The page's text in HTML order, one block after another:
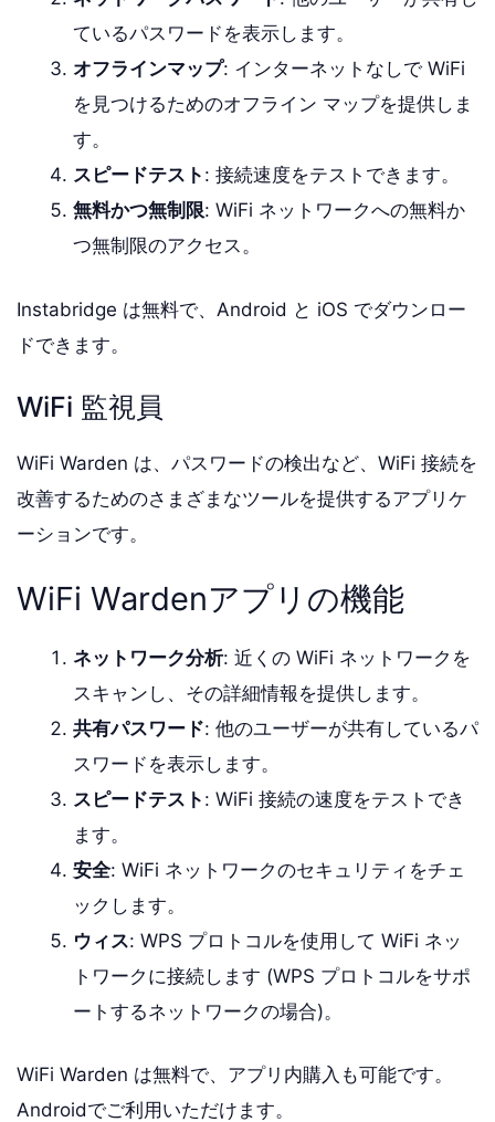
ているパスワードを表示します。
オフラインマップ: インターネットなしで WiFi
を見つけるためのオフライン マップを提供しま
す。
スピードテスト : 接続速度をテストできます。
無料かつ無制限: WiFi ネットワークへの無料か
つ無制限のアクセス。
Instabridge は無料で、Android と iOS でダウンロー
ドできます。
WiFi 監視員
WiFi Warden は、パスワードの検出など、WiFi 接続を
改善するためのさまざまなツールを提供するアプリケ
ーションです。
WiFi Wardenアプリの機能
ネットワーク分析: 近くの WiFi ネットワークを
スキャンし、その詳細情報を提供します。
共有パスワード: 他のユーザーが共有しているパ
スワードを表示します。
スピードテスト : WiFi 接続の速度をテストでき
ます。
安全: WiFi ネットワークのセキュリティをチェ
ックします。
ウィス: WPS プロトコルを使用して WiFi ネッ
トワークに接続します (WPS プロトコルをサポ
ートするネットワークの場合)。
WiFi Warden は無料で、アプリ内購入も可能です。
Androidでご利用いただけます。